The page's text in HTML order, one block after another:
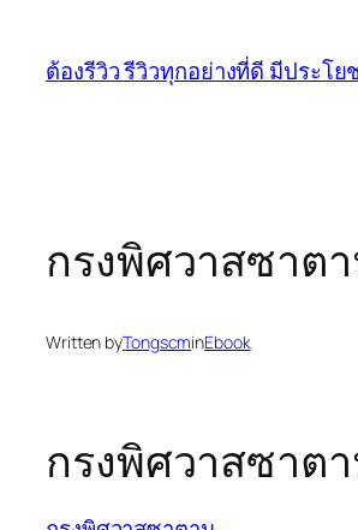
content
ต้องรีวิว รีวิวทุกอย่างที่ดี มีประโย
กรงพิศวาสซาต
Written byTongscminEbook
กรงพิศวาสซาต